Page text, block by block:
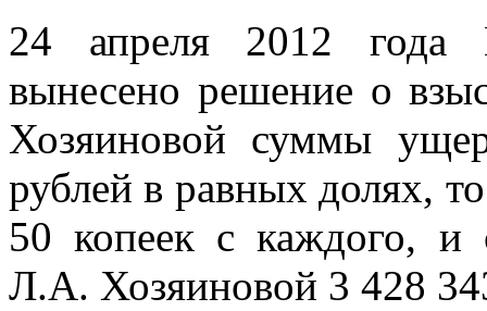
24 апреля 2012 года
вынесено решение о
Хозяиновой суммы
рублей в равных долях,
50 копеек с каждого, и
Л.А. Хозяиновой 3 428